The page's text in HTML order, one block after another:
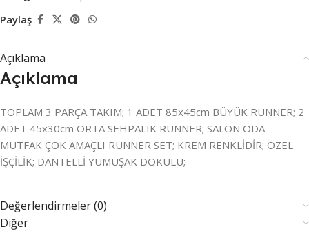
Paylaş
Açıklama
Açıklama
TOPLAM 3 PARÇA TAKIM; 1 ADET 85x45cm BÜYÜK RUNNER; 2
ADET 45x30cm ORTA SEHPALIK RUNNER; SALON ODA
MUTFAK ÇOK AMAÇLI RUNNER SET; KREM RENKLİDİR; ÖZEL
İŞÇİLİK; DANTELLİ YUMUŞAK DOKULU;
Değerlendirmeler (0)
Diğer